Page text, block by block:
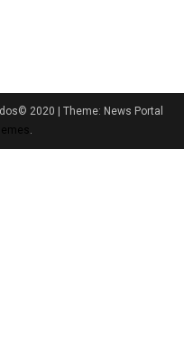
2020
Theme: News Portal
.